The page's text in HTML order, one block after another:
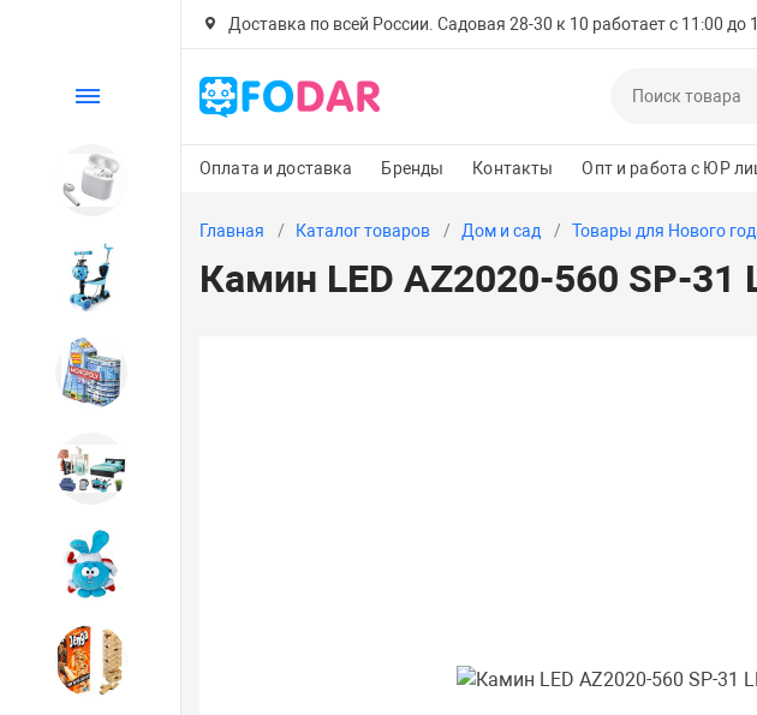
Доставка по всей России. Садовая 28-30 к 10 работает с 11:00 до
Оплата и доставка Бренды Контакты Опт и работа с ЮР
Каталог
Электроника
Детский транспорт
Главная Каталог товаров Дом и сад Товары для Нового
Камин LED AZ2020-560 SP-31